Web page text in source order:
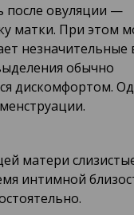
после овуляции —
матки. При этом
незначительные
обычно
дискомфортом.
матери
интимной